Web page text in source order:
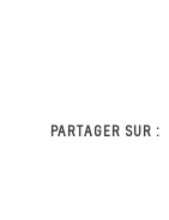
PARTAGER SUR :